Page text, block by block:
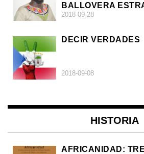
BALLOVERA
2018-09-28
DECIR VERDADES
2018-09-08
HISTORIA
AFRICANIDAD: